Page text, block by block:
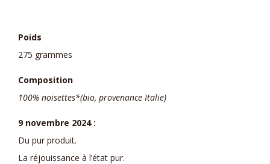
Poids
275 grammes
Composition
100% noisettes*(bio, provenance Italie)
9 novembre 2024 :
Du pur produit.
La réjouissance à l’état pur.